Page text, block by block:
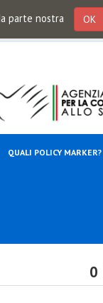
parte nostra OK
QUALI POLICY MARKER?
0